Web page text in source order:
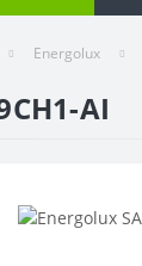
Energolux
AI